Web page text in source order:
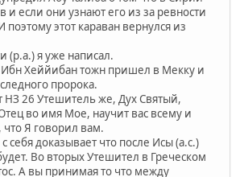
и если они узнают его из за ревности
поэтому этот караван вернулся из
(р.а.) я уже написал.
Ибн Хеййибан тожн пришел в Мекку и
пророка.
НЗ 26 Утешитель же, Дух Святый,
во имя Мое, научит вас всему и
Я говорил вам.
себя доказывает что после Исы (а.с.)
Во вторых Утешител в Греческом
А вы принимая то что между